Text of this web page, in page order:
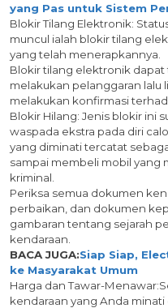
yang Pas untuk Sistem
Blokir Tilang Elektronik:
muncul ialah blokir tilang
yang telah menerapkannya.
Blokir tilang elektronik
melakukan pelanggaran lalu
melakukan konfirmasi
Blokir Hilang: Jenis blokir ini
waspada ekstra pada diri
yang diminati tercatat
sampai membeli mobil yang
kriminal.
Periksa semua dokumen
perbaikan, dan dokumen
gambaran tentang sejarah
kendaraan.
BACA JUGA:Siap Siap,
ke Masyarakat Umum
Harga dan Tawar-Menawar:
kendaraan yang Anda